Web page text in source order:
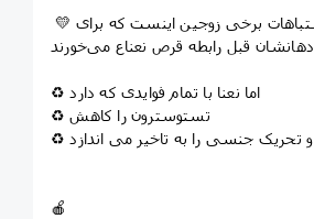
‍ 💛 یکی از اشتباهات برخی زوجین اینست که برای
♻️ اما نعنا با تمام فوایدی که دارد
♻️ تستوسترون را کاهش
♻️ و تحریک جنسی را به تاخیر می اندازد
🍎